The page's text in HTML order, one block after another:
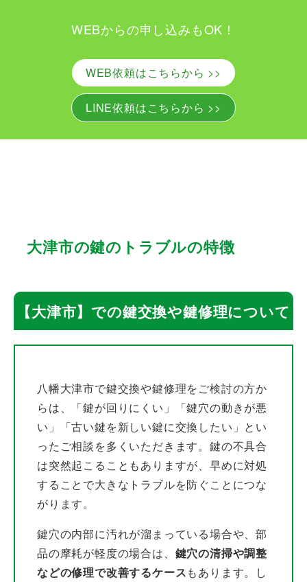
し
み
も
WEBからの申し込みもOK！
WEB依頼はこちらから >>
LINE依頼はこちらから >>
大津市の鍵のトラブルの特徴
【大津市】での鍵交換や鍵修理について
八幡大津市で鍵交換や鍵修理をご検討の方か
らは、「鍵が回りにくい」「鍵穴の動きが悪
い」「古い鍵を新しい鍵に交換したい」とい
ったご相談を多くいただきます。鍵の不具合
は突然起こることもありますが、早めに対処
することで大きなトラブルを防ぐことにつな
がります。
鍵穴の内部に汚れが溜まっている場合や、部
品の摩耗が軽度の場合は、 鍵穴の清掃や調整
などの修理で改善するケースもあります。し